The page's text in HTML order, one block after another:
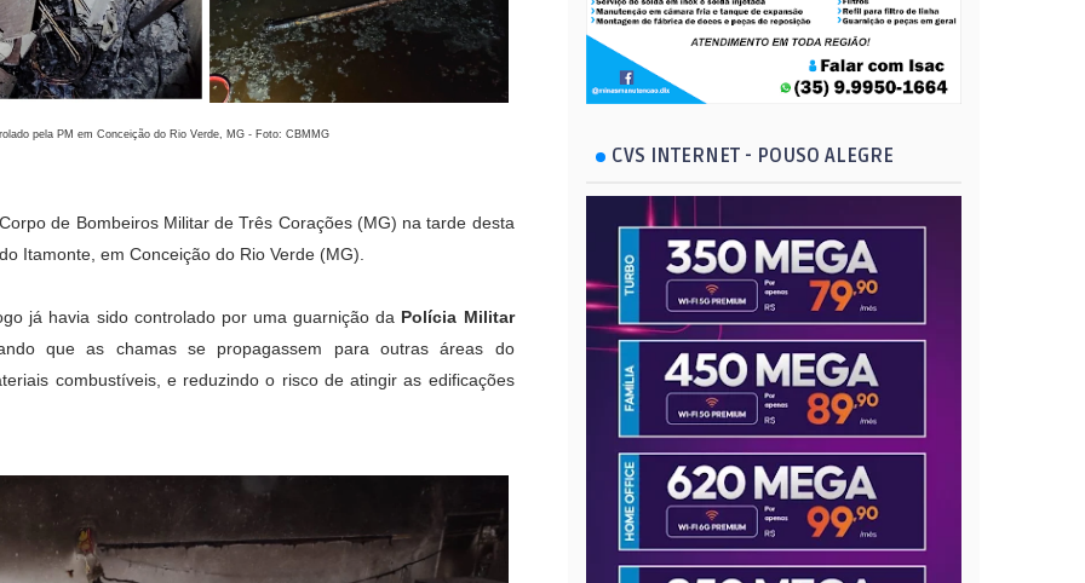
pela PM em Conceição do Rio Verde, MG - Foto: CBMMG
de Bombeiros Militar de Três Corações (MG) na tarde desta
Itamonte, em Conceição do Rio Verde (MG).
já havia sido controlado por uma guarnição da Polícia Militar
que as chamas se propagassem para outras áreas do
combustíveis, e reduzindo o risco de atingir as edificações
CVS INTERNET - POUSO ALEGRE